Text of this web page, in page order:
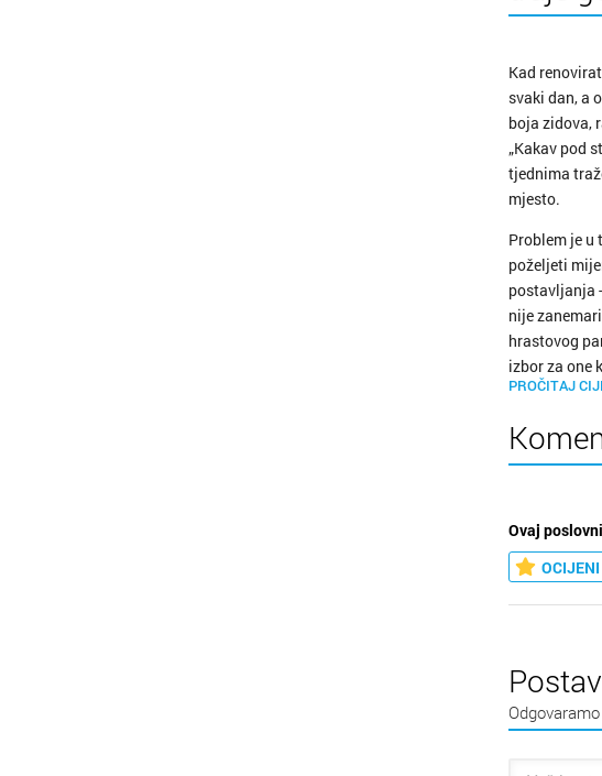
Kad
svaki dan, a
boja zidova,
„Kakav pod
tjednima
mjesto.
Problem je u
poželjeti
postavljanja
nije
hrastovog
izbor za one
starih
Nastavak
PROČITAJ
Ovaj
OCIJENI